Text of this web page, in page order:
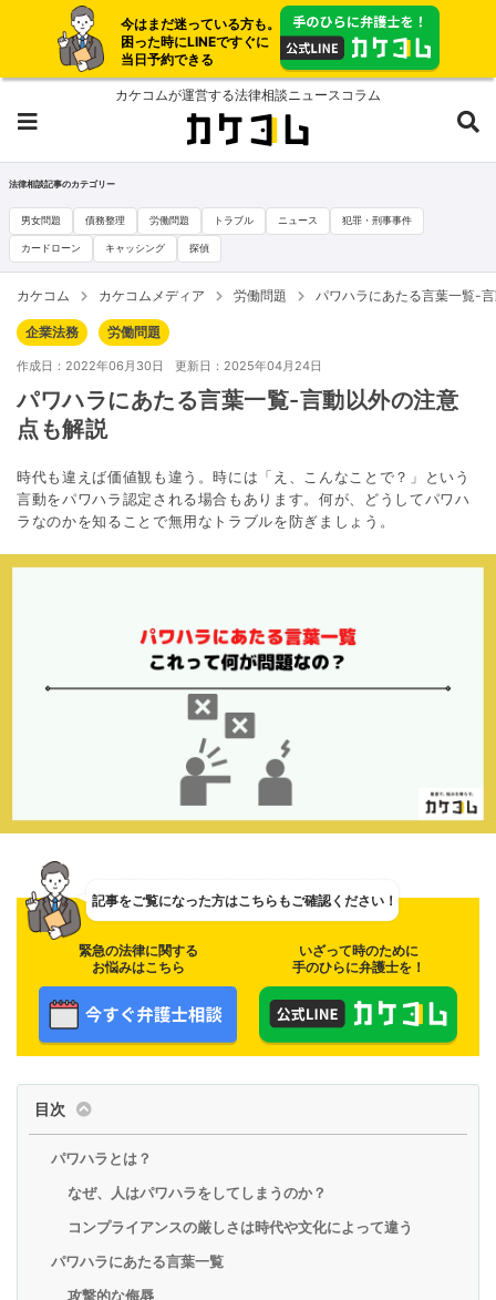
今はまだ迷っている方も。
困った時にLINEですぐに
当日予約できる
カケコムが運営する法律相談ニュースコラム
法律相談記事のカテゴリー
男女問題 債務整理 労働問題 トラブル ニュース 犯罪・刑事事件
カードローン キャッシング 探偵
カケコム カケコムメディア 労働問題 パワハラにあたる言葉一覧-
企業法務 労働問題
作成日：2022年06月30日 更新日：2025年04月24日
パワハラにあたる言葉一覧-言動以外の注意
点も解説
時代も違えば価値観も違う。時には「え、こんなことで？」という
言動をパワハラ認定される場合もあります。何が、どうしてパワハ
ラなのかを知ることで無用なトラブルを防ぎましょう。
記事をご覧になった方はこちらもご確認ください！
緊急の法律に関する
お悩みはこちら
いざって時のために
手のひらに弁護士を！
目次
パワハラとは？
なぜ、人はパワハラをしてしまうのか？
コンプライアンスの厳しさは時代や文化によって違う
パワハラにあたる言葉一覧
攻撃的な侮辱